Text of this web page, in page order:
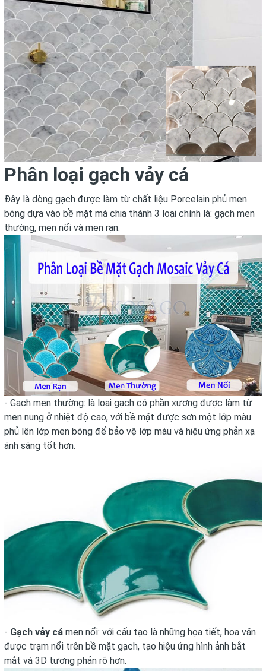
Phân loại gạch vảy cá
Đây là dòng gạch được làm từ chất liệu Porcelain phủ men
bóng dựa vào bề mặt mà chia thành 3 loại chính là: gạch men
thường, men nổi và men rạn.
- Gạch men thường: là loại gạch có phần xương được làm từ
men nung ở nhiệt độ cao, với bề mặt được sơn một lớp màu
phủ lên lớp men bóng để bảo vệ lớp màu và hiệu ứng phản xạ
ánh sáng tốt hơn.
- Gạch vảy cá men nổi: với cấu tạo là những họa tiết, hoa văn
được trạm nổi trên bề mặt gạch, tạo hiệu ứng hình ảnh bắt
mắt và 3D tương phản rõ hơn.